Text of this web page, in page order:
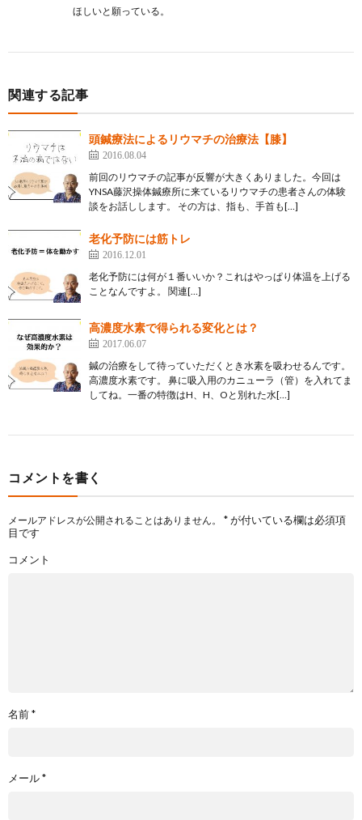
ほしいと願っている。
関連する記事
頭鍼療法によるリウマチの治療法【膝】
2016.08.04
前回のリウマチの記事が反響が大きくありました。今回は
YNSA藤沢操体鍼療所に来ているリウマチの患者さんの体験
談をお話しします。 その方は、指も、手首も[…]
老化予防には筋トレ
2016.12.01
老化予防には何が１番いいか？これはやっぱり体温を上げる
ことなんですよ。 関連[…]
高濃度水素で得られる変化とは？
2017.06.07
鍼の治療をして待っていただくとき水素を吸わせるんです。
高濃度水素です。 鼻に吸入用のカニューラ（管）を入れてま
してね。一番の特徴はH、H、Oと別れた水[…]
コメントを書く
メールアドレスが公開されることはありません。 *が付いている欄は必須項
目です
コメント
名前*
メール*